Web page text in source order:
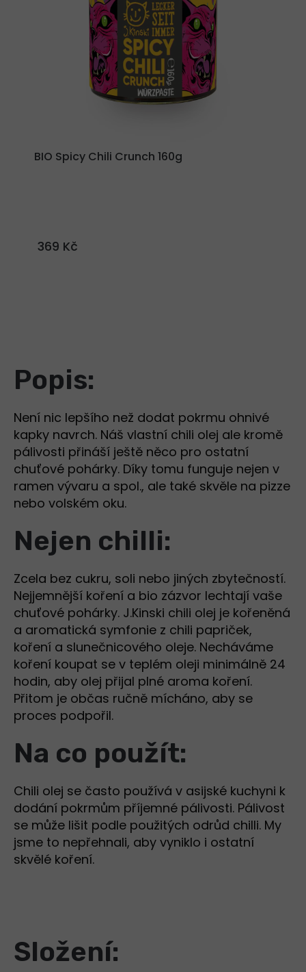
BIO Spicy Chili Crunch 160g
369 Kč
Popis:
Není nic lepšího než dodat pokrmu ohnivé
kapky navrch. Náš vlastní chili olej ale kromě
pálivosti přináší ještě něco pro ostatní
chuťové pohárky. Díky tomu funguje nejen v
ramen vývaru a spol., ale také skvěle na pizze
nebo volském oku.
Nejen chilli:
Zcela bez cukru, soli nebo jiných zbytečností.
Nejjemnější koření a bio zázvor lechtají vaše
chuťové pohárky. J.Kinski chili olej je kořeněná
a aromatická symfonie z chili papriček,
koření a slunečnicového oleje. Necháváme
koření koupat se v teplém oleji minimálně 24
hodin, aby olej přijal plné aroma koření.
Přitom je občas ručně mícháno, aby se
proces podpořil.
Na co použít:
Chili olej se často používá v asijské kuchyni k
dodání pokrmům příjemné pálivosti. Pálivost
se může lišit podle použitých odrůd chilli. My
jsme to nepřehnali, aby vyniklo i ostatní
skvělé koření.
Složení: